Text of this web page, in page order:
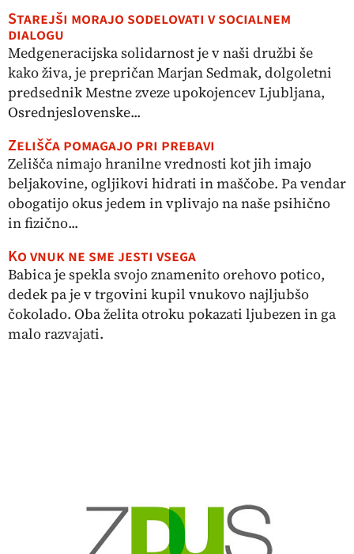
Starejši morajo sodelovati v socialnem
dialogu
Medgeneracijska solidarnost je v naši družbi še
kako živa, je prepričan Marjan Sedmak, dolgoletni
predsednik Mestne zveze upokojencev Ljubljana,
Osrednjeslovenske...
Zelišča pomagajo pri prebavi
Zelišča nimajo hranilne vrednosti kot jih imajo
beljakovine, ogljikovi hidrati in maščobe. Pa vendar
obogatijo okus jedem in vplivajo na naše psihično
in fizično...
Ko vnuk ne sme jesti vsega
Babica je spekla svojo znamenito orehovo potico,
dedek pa je v trgovini kupil vnukovo najljubšo
čokolado. Oba želita otroku pokazati ljubezen in ga
malo razvajati.